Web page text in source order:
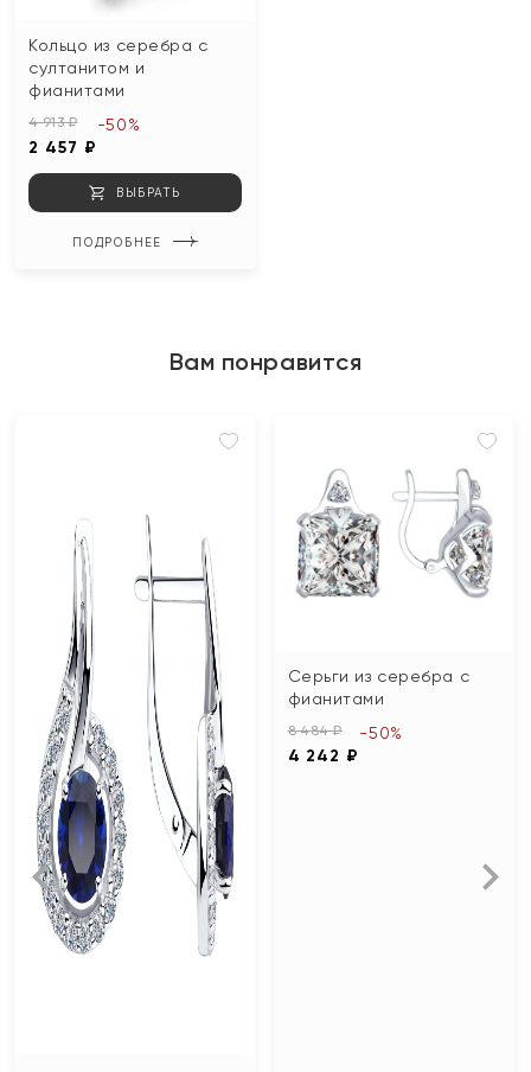
Кольцо из серебра с
султанитом и
фианитами
4 913 ₽
2 457 ₽
-50%
ВЫБРАТЬ
ПОДРОБНЕЕ
Вам понравится
Серьги из серебра с
фианитами
8 484 ₽
4 242 ₽
-50%